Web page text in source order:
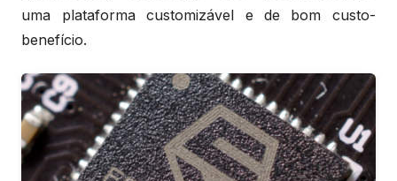
uma plataforma customizável e de bom custo-
benefício.